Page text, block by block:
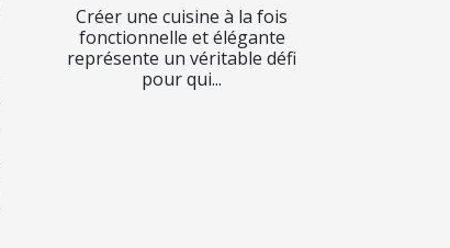
Créer une cuisine à la fois
fonctionnelle et élégante
représente un véritable défi
pour qui...